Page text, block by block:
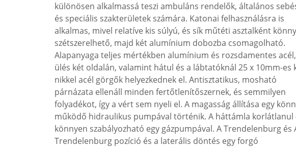
különösen alkalmassá teszi ambuláns rendelők, általános
és speciális szakterületek számára. Katonai felhasználásra is
alkalmas, mivel relatíve kis súlyú, és sík műtéti asztalként
szétszerelhető, majd két alumínium dobozba csomagolható.
Alapanyaga teljes mértékben alumínium és rozsdamentes
ülés két oldalán, valamint hátul és a lábtatóknál 25 x 10mm-es
nikkel acél görgők helyezkednek el. Antisztatikus, mosható
párnázata ellenáll minden fertőtlenítőszernek, és semmilyen
folyadékot, így a vért sem nyeli el. A magasság állítása egy
működő hidraulikus pumpával történik. A háttámla korlátlanul
könnyen szabályozható egy gázpumpával. A Trendelenburg és
Trendelenburg pozíció és a laterális döntés egy forgó